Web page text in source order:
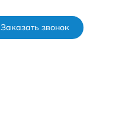
Заказать звонок